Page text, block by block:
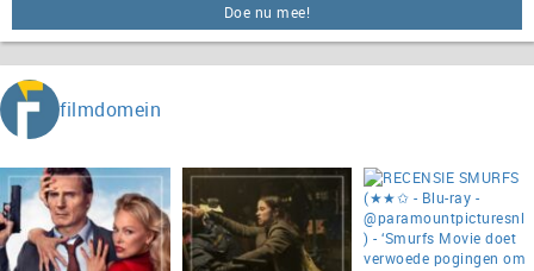
Doe nu mee!
filmdomein